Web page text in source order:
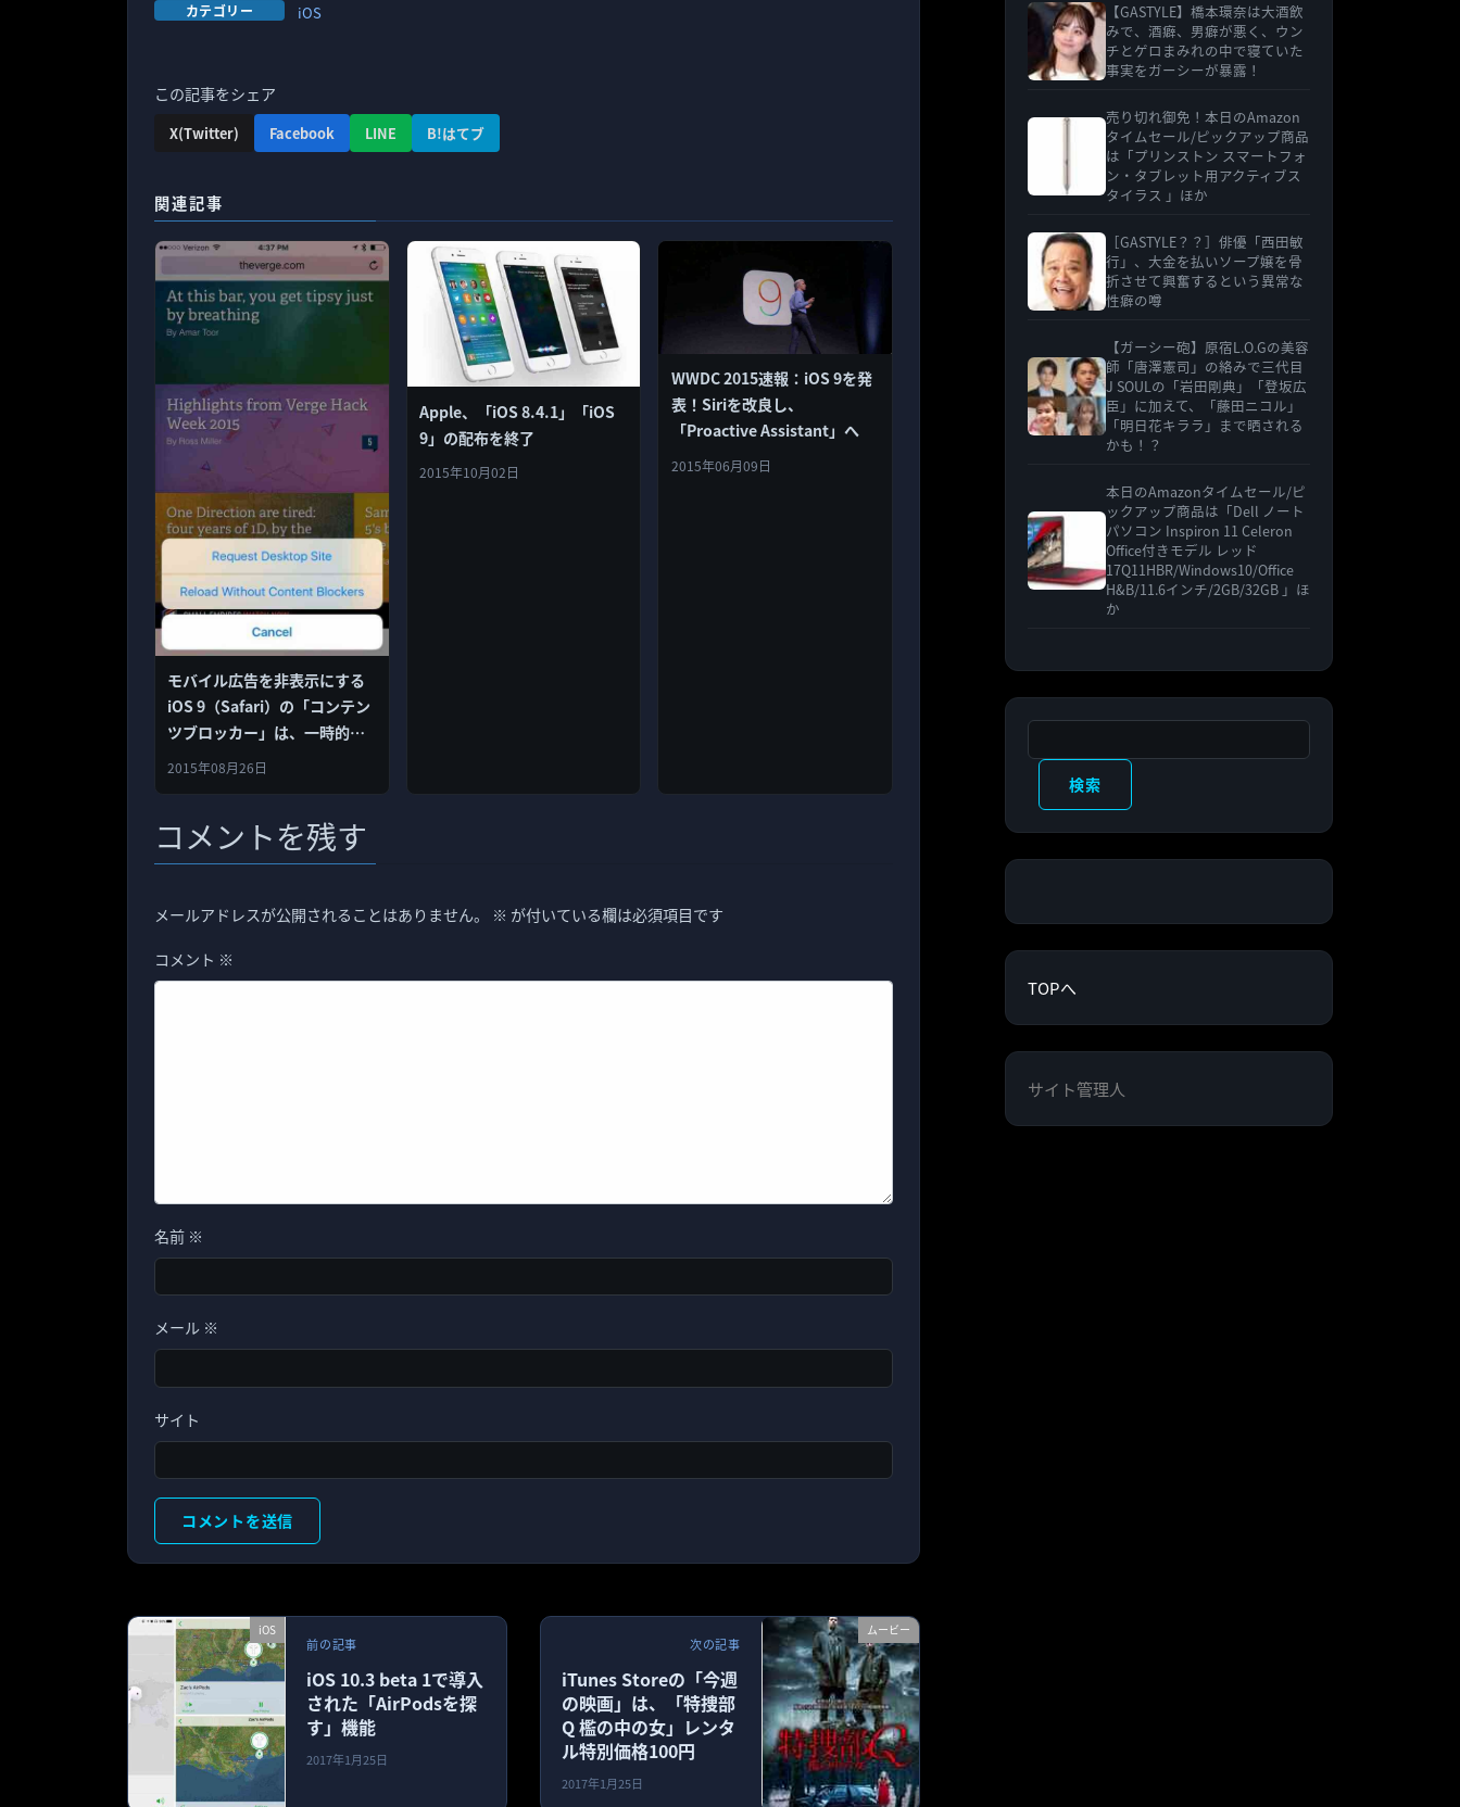
カテゴリー iOS
この記事をシェア
X(Twitter) Facebook LINE B!はてブ
関連記事
モバイル広告を非表示にする
iOS 9（Safari）の「コンテン
ツブロッカー」は、一時的に
無効にすることができる
2015年08月26日
Apple、「iOS 8.4.1」「iOS
9」の配布を終了
2015年10月02日
WWDC 2015速報：iOS 9を発
表！Siriを改良し、
「Proactive Assistant」へ
2015年06月09日
コメントを残す
メールアドレスが公開されることはありません。 ※ が付いている欄は必須項目です
コメント ※
名前 ※
メール ※
サイト
iOS
前の記事
iOS 10.3 beta 1で導入
された「AirPodsを探
す」機能
2017年1月25日
ムービー
次の記事
iTunes Storeの「今週
の映画」は、「特捜部
Q 檻の中の女」レンタ
ル特別価格100円
2017年1月25日
【GASTYLE】橋本環奈は大酒飲
みで、酒癖、男癖が悪く、ウン
チとゲロまみれの中で寝ていた
事実をガーシーが暴露！
売り切れ御免！本日のAmazon
タイムセール/ピックアップ商品
は「プリンストン スマートフォ
ン・タブレット用アクティブス
タイラス 」ほか
［GASTYLE？？］俳優「西田敏
行」、大金を払いソープ嬢を骨
折させて興奮するという異常な
性癖の噂
【ガーシー砲】原宿L.O.Gの美容
師「唐澤憲司」の絡みで三代目
J SOULの「岩田剛典」「登坂広
臣」に加えて、「藤田ニコル」
「明日花キララ」まで晒される
かも！？
本日のAmazonタイムセール/ピ
ックアップ商品は「Dell ノート
パソコン Inspiron 11 Celeron
Office付きモデル レッド
17Q11HBR/Windows10/Office
H&B/11.6インチ/2GB/32GB 」ほ
か
検索
TOPへ
サイト管理人